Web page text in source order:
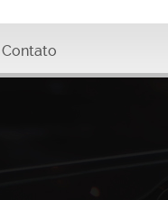
Contato